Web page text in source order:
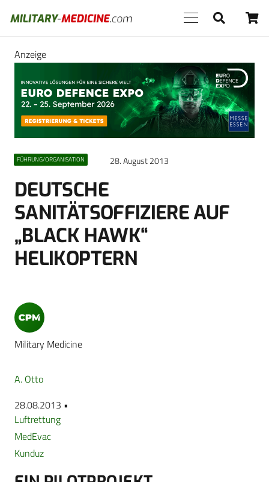
Anzeige
FÜHRUNG/ORGANISATION 28. August 2013
DEUTSCHE
SANITÄTSOFFIZIERE AUF
„BLACK HAWK“
HELIKOPTERN
Military Medicine
A. Otto
28.08.2013 •
Luftrettung
MedEvac
Kunduz